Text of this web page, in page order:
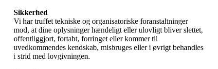
Sikkerhed
Vi har truffet tekniske og organisatoriske foranstaltninger
mod, at dine oplysninger hændeligt eller ulovligt bliver slettet,
offentliggjort, fortabt, forringet eller kommer til
uvedkommendes kendskab, misbruges eller i øvrigt behandles
i strid med lovgivningen.